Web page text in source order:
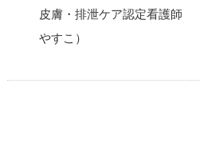
皮膚・排泄ケア認定看護
やすこ）